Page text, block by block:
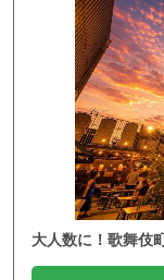
大人数に！歌舞伎